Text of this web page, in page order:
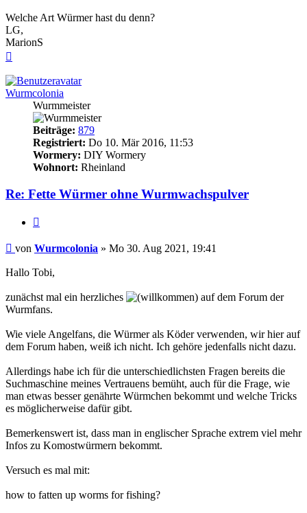
Welche Art Würmer hast du denn?
LG,
MarionS
Wurmcolonia
Wurmmeister
Beiträge: 879
Registriert: Do 10. Mär 2016, 11:53
Wormery: DIY Wormery
Wohnort: Rheinland
Re: Fette Würmer ohne Wurmwachspulver
Beitrag
von Wurmcolonia » Mo 30. Aug 2021, 19:41
Hallo Tobi,
zunächst mal ein herzliches
auf dem Forum der
Wurmfans.
Wie viele Angelfans, die Würmer als Köder verwenden, wir hier auf
dem Forum haben, weiß ich nicht. Ich gehöre jedenfalls nicht dazu.
Allerdings habe ich für die unterschiedlichsten Fragen bereits die
Suchmaschine meines Vertrauens bemüht, auch für die Frage, wie
man etwas besser genährte Würmchen bekommt und welche Tricks
es möglicherweise dafür gibt.
Bemerkenswert ist, dass man in englischer Sprache extrem viel mehr
Infos zu Komostwürmern bekommt.
Versuch es mal mit:
how to fatten up worms for fishing?